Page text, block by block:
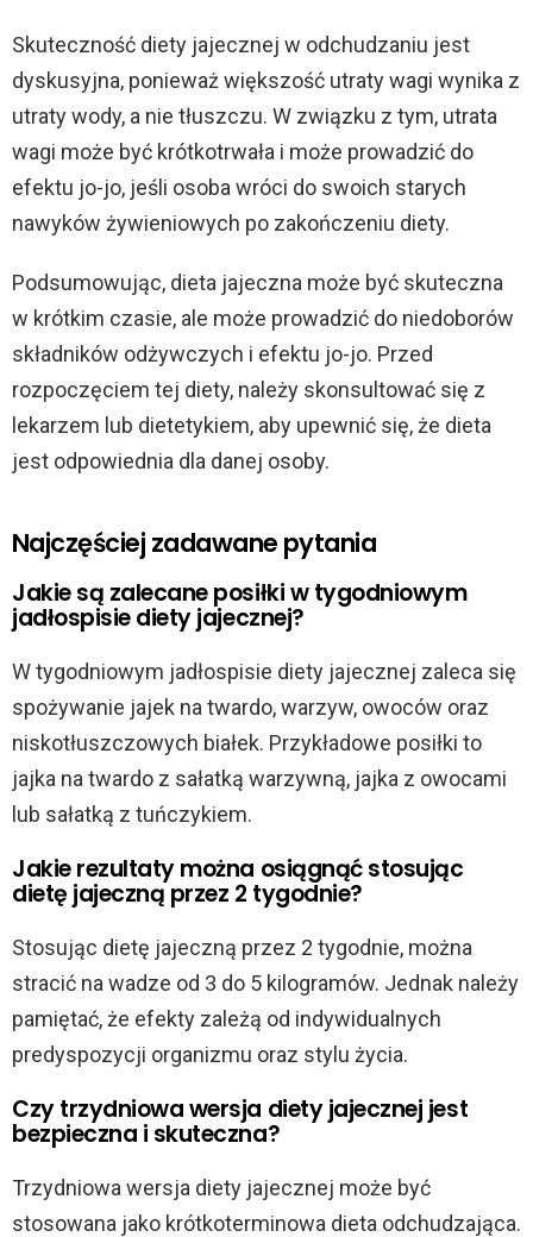
Skuteczność diety jajecznej w odchudzaniu jest
dyskusyjna, ponieważ większość utraty wagi wynika z
utraty wody, a nie tłuszczu. W związku z tym, utrata
wagi może być krótkotrwała i może prowadzić do
efektu jo-jo, jeśli osoba wróci do swoich starych
nawyków żywieniowych po zakończeniu diety.
Podsumowując, dieta jajeczna może być skuteczna
w krótkim czasie, ale może prowadzić do niedoborów
składników odżywczych i efektu jo-jo. Przed
rozpoczęciem tej diety, należy skonsultować się z
lekarzem lub dietetykiem, aby upewnić się, że dieta
jest odpowiednia dla danej osoby.
Najczęściej zadawane pytania
Jakie są zalecane posiłki w tygodniowym
jadłospisie diety jajecznej?
W tygodniowym jadłospisie diety jajecznej zaleca się
spożywanie jajek na twardo, warzyw, owoców oraz
niskotłuszczowych białek. Przykładowe posiłki to
jajka na twardo z sałatką warzywną, jajka z owocami
lub sałatką z tuńczykiem.
Jakie rezultaty można osiągnąć stosując
dietę jajeczną przez 2 tygodnie?
Stosując dietę jajeczną przez 2 tygodnie, można
stracić na wadze od 3 do 5 kilogramów. Jednak należy
pamiętać, że efekty zależą od indywidualnych
predyspozycji organizmu oraz stylu życia.
Czy trzydniowa wersja diety jajecznej jest
bezpieczna i skuteczna?
Trzydniowa wersja diety jajecznej może być
stosowana jako krótkoterminowa dieta odchudzająca.